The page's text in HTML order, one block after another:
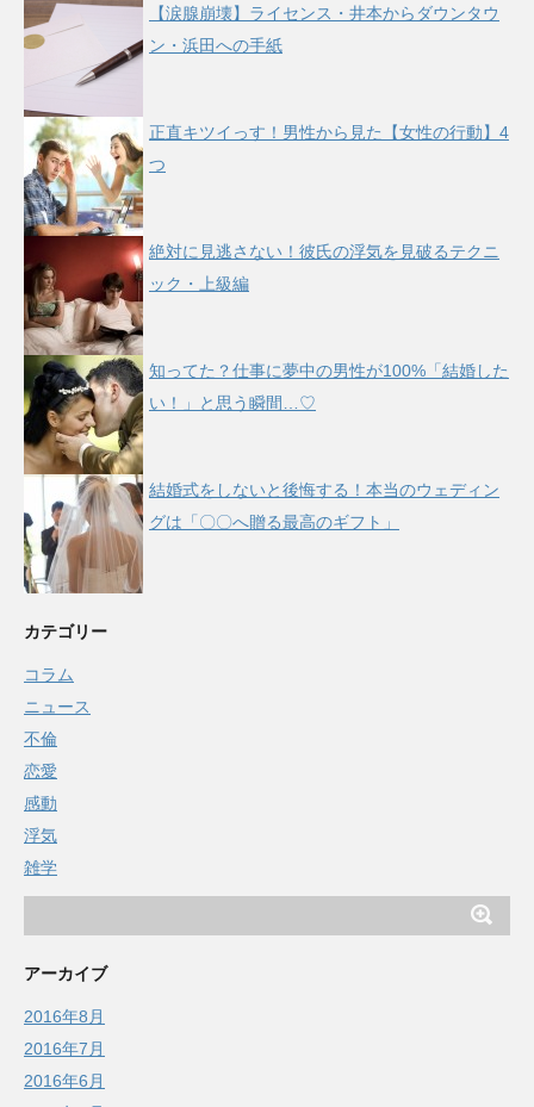
【涙腺崩壊】ライセンス・井本からダウンタウ
ン・浜田への手紙
正直キツイっす！男性から見た【女性の行動】4
つ
絶対に見逃さない！彼氏の浮気を見破るテクニ
ック・上級編
知ってた？仕事に夢中の男性が100%「結婚した
い！」と思う瞬間…♡
結婚式をしないと後悔する！本当のウェディン
グは「〇〇へ贈る最高のギフト」
カテゴリー
コラム
ニュース
不倫
恋愛
感動
浮気
雑学
アーカイブ
2016年8月
2016年7月
2016年6月